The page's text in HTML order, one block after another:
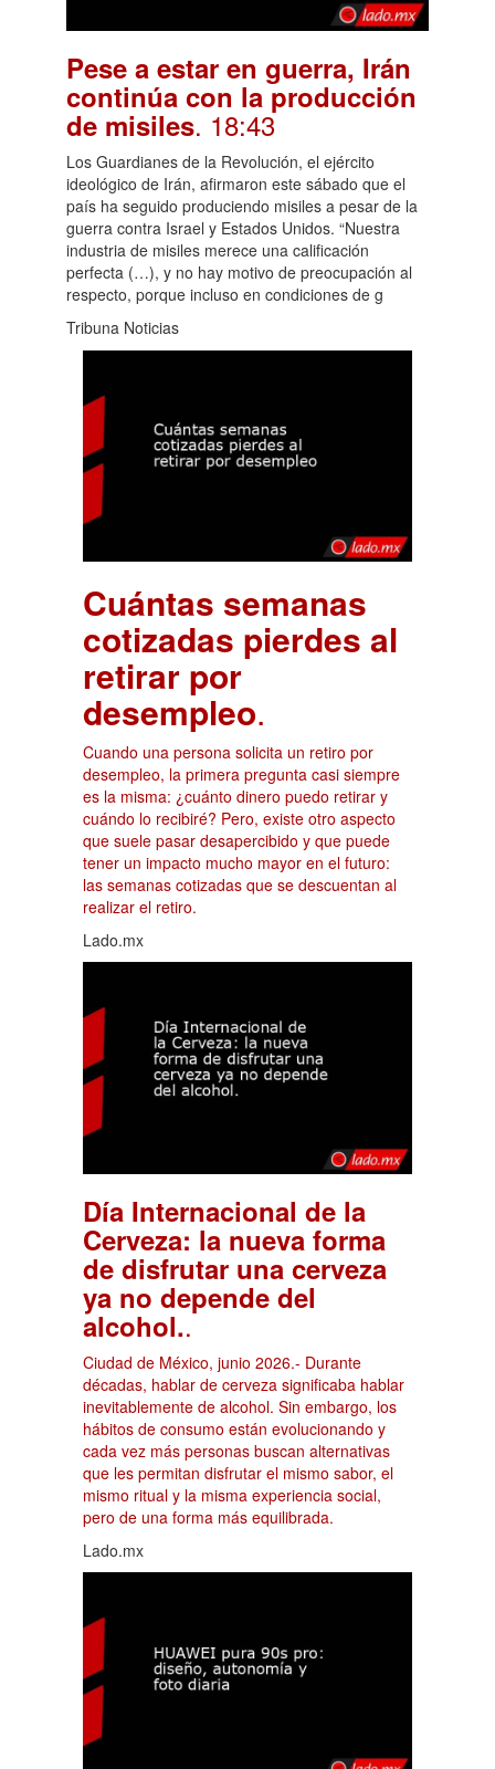
Pese a estar en guerra, Irán
continúa con la producción
de misiles. 18:43
Los Guardianes de la Revolución, el ejército
ideológico de Irán, afirmaron este sábado que el
país ha seguido produciendo misiles a pesar de la
guerra contra Israel y Estados Unidos. “Nuestra
industria de misiles merece una calificación
perfecta (…), y no hay motivo de preocupación al
respecto, porque incluso en condiciones de g
Tribuna Noticias
Cuántas semanas
cotizadas pierdes al
retirar por
desempleo.
Cuando una persona solicita un retiro por
desempleo, la primera pregunta casi siempre
es la misma: ¿cuánto dinero puedo retirar y
cuándo lo recibiré? Pero, existe otro aspecto
que suele pasar desapercibido y que puede
tener un impacto mucho mayor en el futuro:
las semanas cotizadas que se descuentan al
realizar el retiro.
Lado.mx
Día Internacional de la
Cerveza: la nueva forma
de disfrutar una cerveza
ya no depende del
alcohol..
Ciudad de México, junio 2026.- Durante
décadas, hablar de cerveza significaba hablar
inevitablemente de alcohol. Sin embargo, los
hábitos de consumo están evolucionando y
cada vez más personas buscan alternativas
que les permitan disfrutar el mismo sabor, el
mismo ritual y la misma experiencia social,
pero de una forma más equilibrada.
Lado.mx